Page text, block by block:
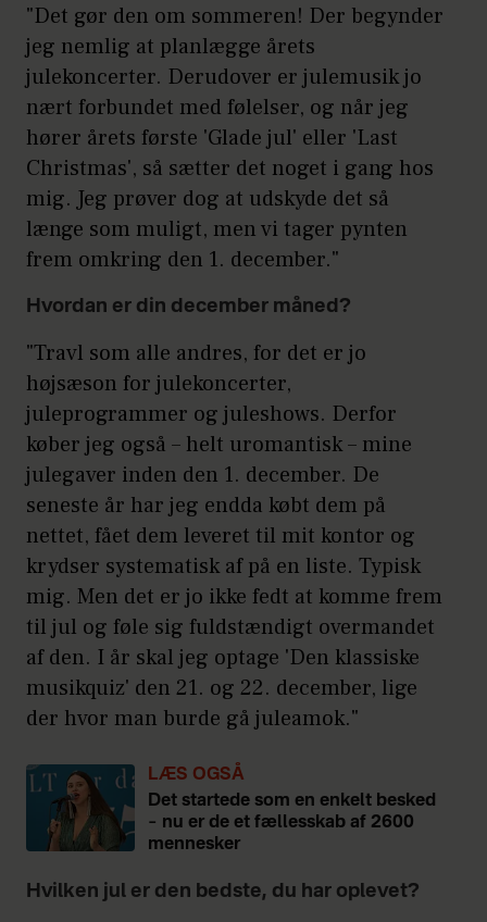
"Det gør den om sommeren! Der begynder
jeg nemlig at planlægge årets
julekoncerter. Derudover er julemusik jo
nært forbundet med følelser, og når jeg
hører årets første 'Glade jul' eller 'Last
Christmas', så sætter det noget i gang hos
mig. Jeg prøver dog at udskyde det så
længe som muligt, men vi tager pynten
frem omkring den 1. december."
Hvordan er din december måned?
"Travl som alle andres, for det er jo
højsæson for julekoncerter,
juleprogrammer og juleshows. Derfor
køber jeg også – helt uromantisk – mine
julegaver inden den 1. december. De
seneste år har jeg endda købt dem på
nettet, fået dem leveret til mit kontor og
krydser systematisk af på en liste. Typisk
mig. Men det er jo ikke fedt at komme frem
til jul og føle sig fuldstændigt overmandet
af den. I år skal jeg optage 'Den klassiske
musikquiz' den 21. og 22. december, lige
der hvor man burde gå juleamok."
LÆS OGSÅ
Det startede som en enkelt besked
– nu er de et fællesskab af 2600
mennesker
Hvilken jul er den bedste, du har oplevet?